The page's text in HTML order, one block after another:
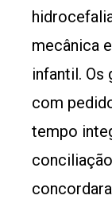
mecânica
infantil. Os
com
tempo